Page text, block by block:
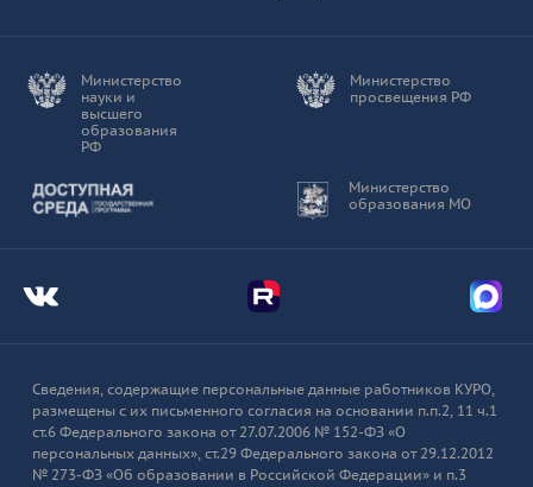
Министерство
науки и
высшего
образования
РФ
Министерство
просвещения РФ
Министерство
образования МО
Доступная среда
Мы во Вконтакте Мы в Telegram Мы в
Сведения, содержащие персональные данные работников КУРО,
размещены с их письменного согласия на основании п.п.2, 11 ч.1
ст.6 Федерального закона от 27.07.2006 № 152-ФЗ «О
персональных данных», ст.29 Федерального закона от 29.12.2012
№ 273-ФЗ «Об образовании в Российской Федерации» и п.3